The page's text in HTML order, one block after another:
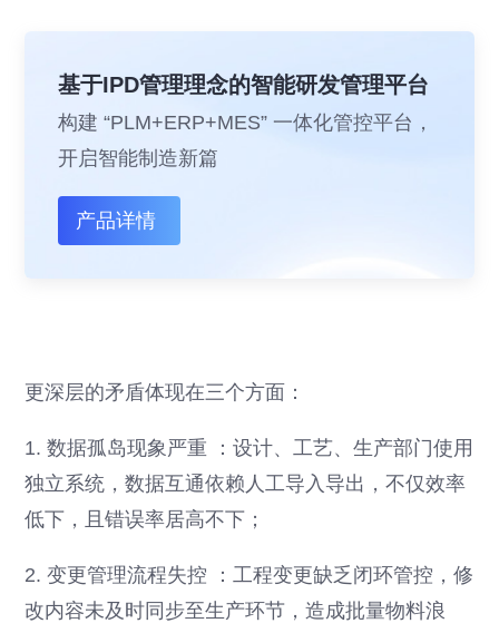
基于IPD管理理念的智能研发管理平台
构建 “PLM+ERP+MES” 一体化管控平台，
开启智能制造新篇
产品详情
更深层的矛盾体现在三个方面：
1. 数据孤岛现象严重 ：设计、工艺、生产部门使用
独立系统，数据互通依赖人工导入导出，不仅效率
低下，且错误率居高不下；
2. 变更管理流程失控 ：工程变更缺乏闭环管控，修
改内容未及时同步至生产环节，造成批量物料浪